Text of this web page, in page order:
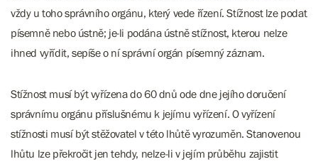
vždy u toho správního orgánu, který vede řízení. Stížnost lze podat
písemně nebo ústně; je-li podána ústně stížnost, kterou nelze
ihned vyřídit, sepíše o ní správní orgán písemný záznam.
Stížnost musí být vyřízena do 60 dnů ode dne jejího doručení
správnímu orgánu příslušnému k jejímu vyřízení. O vyřízení
stížnosti musí být stěžovatel v této lhůtě vyrozuměn. Stanovenou
lhůtu lze překročit jen tehdy, nelze-li v jejím průběhu zajistit